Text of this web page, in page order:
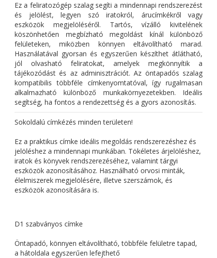
Ez a feliratozógép szalag segíti a mindennapi rendszerezést
és jelölést, legyen szó iratokról, árucímkékről vagy
eszközök megjelöléséről. Tartós, vízálló kivitelének
köszönhetően megbízható megoldást kínál különböző
felületeken, miközben könnyen eltávolítható marad.
Használatával gyorsan és egyszerűen készíthet átlátható,
jól olvasható feliratokat, amelyek megkönnyítik a
tájékozódást és az adminisztrációt. Az öntapadós szalag
kompatibilis többféle címkenyomtatóval, így rugalmasan
alkalmazható különböző munkakörnyezetekben. Ideális
segítség, ha fontos a rendezettség és a gyors azonosítás.
Sokoldalú címkézés minden területen!
Ez a praktikus címke ideális megoldás rendszerezéshez és
jelöléshez a mindennapi munkában. Tökéletes árjelöléshez,
iratok és könyvek rendszerezéséhez, valamint tárgyi
eszközök azonosításához. Használható orvosi minták,
élelmiszerek megjelölésére, illetve szerszámok, és
eszközök azonosítására is.
D1 szabványos címke
Öntapadó, könnyen eltávolítható, többféle felületre tapad,
a hátoldala egyszerűen lefejthető